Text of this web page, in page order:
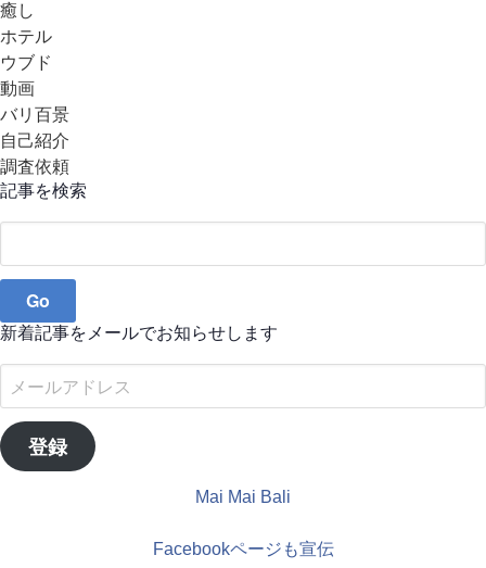
癒し
ホテル
ウブド
動画
バリ百景
自己紹介
調査依頼
記事を検索
新着記事をメールでお知らせします
ル
ア
登録
Mai Mai Bali
Facebookページも宣伝